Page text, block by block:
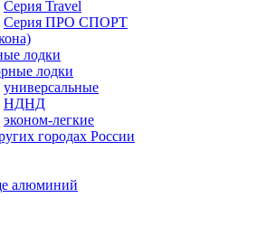
Серия Travel
Серия ПРО СПОРТ
лодки
лодки
универсальные
НДНД
эконом-легкие
городах России
алюминий